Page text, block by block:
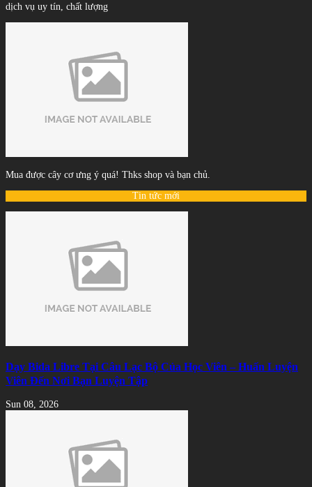
dịch vụ uy tín, chất lượng
Mua được cây cơ ưng ý quá! Thks shop và bạn chủ.
Tin tức mới
Dạy Bida Libre Tại Câu Lạc Bộ Của Học Viên – Huấn Luyện
Viên Đến Nơi Bạn Luyện Tập
Sun 08, 2026